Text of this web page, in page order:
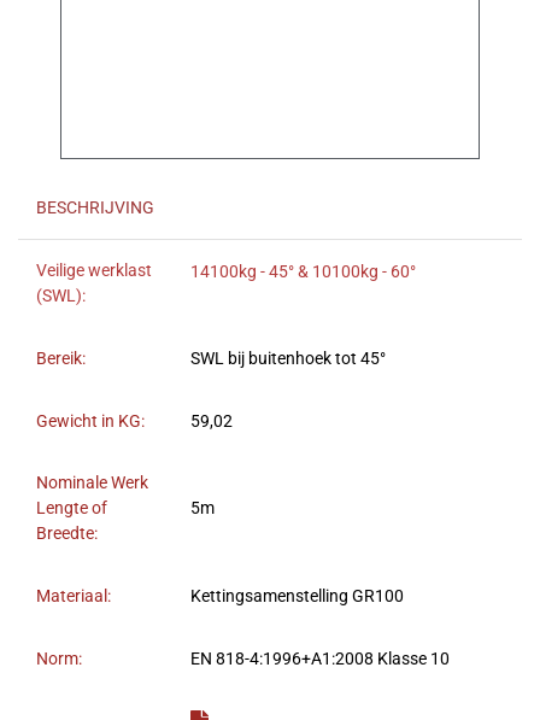
BESCHRIJVING
Veilige werklast
(SWL):
14100kg - 45° & 10100kg - 60°
Bereik: SWL bij buitenhoek tot 45°
Gewicht in KG: 59,02
Nominale Werk
Lengte of
Breedte:
5m
Materiaal: Kettingsamenstelling GR100
Norm: EN 818-4:1996+A1:2008 Klasse 10